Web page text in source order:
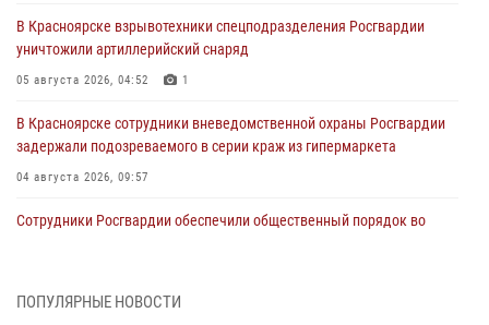
В Красноярске взрывотехники спецподразделения Росгвардии
уничтожили артиллерийский снаряд
05 августа 2026, 04:52 1
В Красноярске сотрудники вневедомственной охраны Росгвардии
задержали подозреваемого в серии краж из гипермаркета
04 августа 2026, 09:57
Сотрудники Росгвардии обеспечили общественный порядок во
ПОПУЛЯРНЫЕ НОВОСТИ